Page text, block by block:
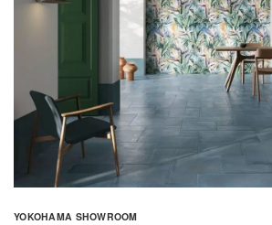
YOKOHAMA SHOWROOM